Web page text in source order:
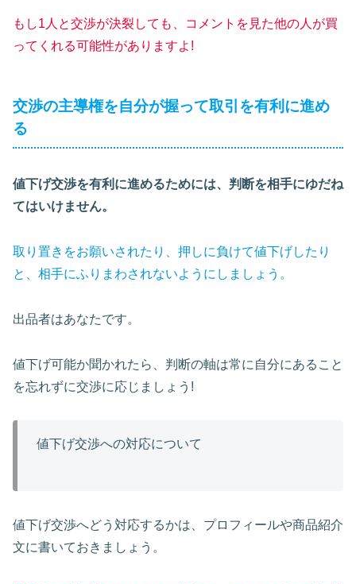
もし1人と交渉が決裂しても、コメントを見た他の人が買
ってくれる可能性がありますよ!
交渉の主導権を自分が握って取引を有利に進め
る
値下げ交渉を有利に進めるためには、判断を相手にゆだね
てはいけません。
取り置きをお願いされたり、押しに負けて値下げしたり
と、相手にふりまわされないようにしましょう。
出品者はあなたです。
値下げ可能か聞かれたら、判断の軸は常に自分にあること
を忘れずに交渉に応じましょう!
値下げ交渉への対応について
値下げ交渉へどう対応するかは、プロフィールや商品紹介
文に書いておきましょう。